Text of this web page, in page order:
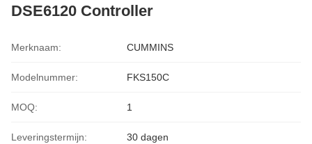
DSE6120 Controller
Merknaam: CUMMINS
Modelnummer: FKS150C
MOQ: 1
Leveringstermijn: 30 dagen